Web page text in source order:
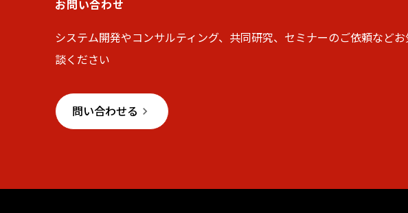
お問い合わせ
システム開発やコンサルティング、共同研究、セミナーのご依頼など
談ください
問い合わせる keyboard_arrow_right